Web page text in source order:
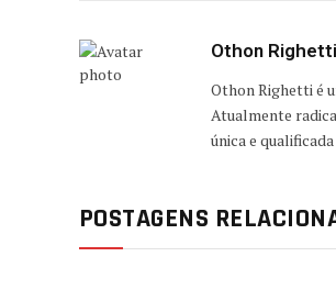
Othon Righetti
Othon Righetti é
Atualmente
única e
POSTAGENS